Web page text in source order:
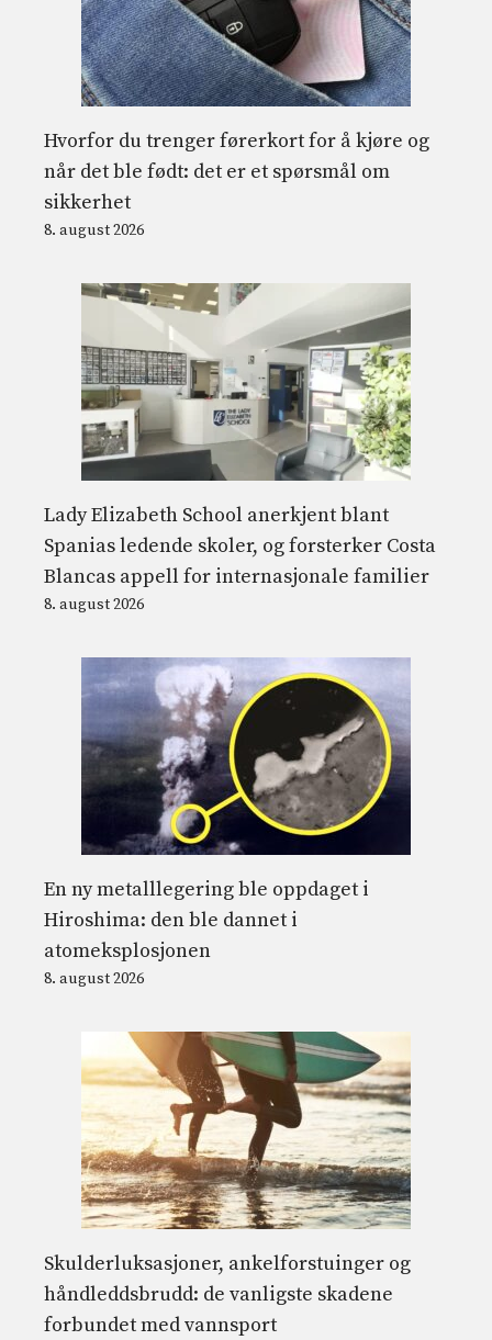
Hvorfor du trenger førerkort for å kjøre og
når det ble født: det er et spørsmål om
sikkerhet
8. august 2026
Lady Elizabeth School anerkjent blant
Spanias ledende skoler, og forsterker Costa
Blancas appell for internasjonale familier
8. august 2026
En ny metalllegering ble oppdaget i
Hiroshima: den ble dannet i
atomeksplosjonen
8. august 2026
Skulderluksasjoner, ankelforstuinger og
håndleddsbrudd: de vanligste skadene
forbundet med vannsport